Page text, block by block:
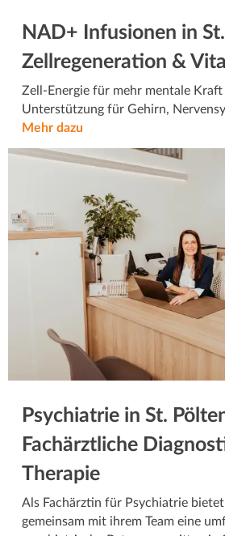
NAD+ Infusionen in
Zellregeneration &
Zell-Energie für mehr mentale
Unterstützung für Gehirn,
Mehr dazu
Psychiatrie in St.
Fachärztliche
Therapie
Als Fachärztin für Psychiatrie bietet
gemeinsam mit ihrem Team eine